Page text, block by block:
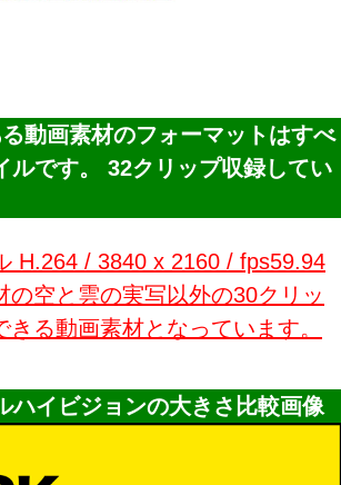
動画素材のフォーマットはすべ
ルです。 32クリップ収録してい
H.264 / 3840 x 2160 / fps59.94
の空と雲の実写以外の30クリッ
きる動画素材となっています。
ハイビジョンの大きさ比較画像